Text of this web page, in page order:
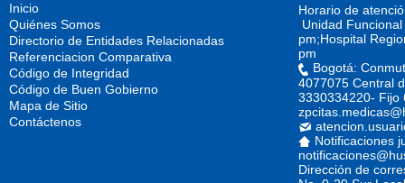
Inicio
Quiénes Somos
Directorio de Entidades Relacionadas
Referenciacion Comparativa
Código de Integridad
Código de Buen Gobierno
Mapa de Sitio
Contáctenos
Horario de
Unidad
pm;Hospital
pm
Bogotá:
4077075 Central
3330334220-
Notificaciones
Dirección de